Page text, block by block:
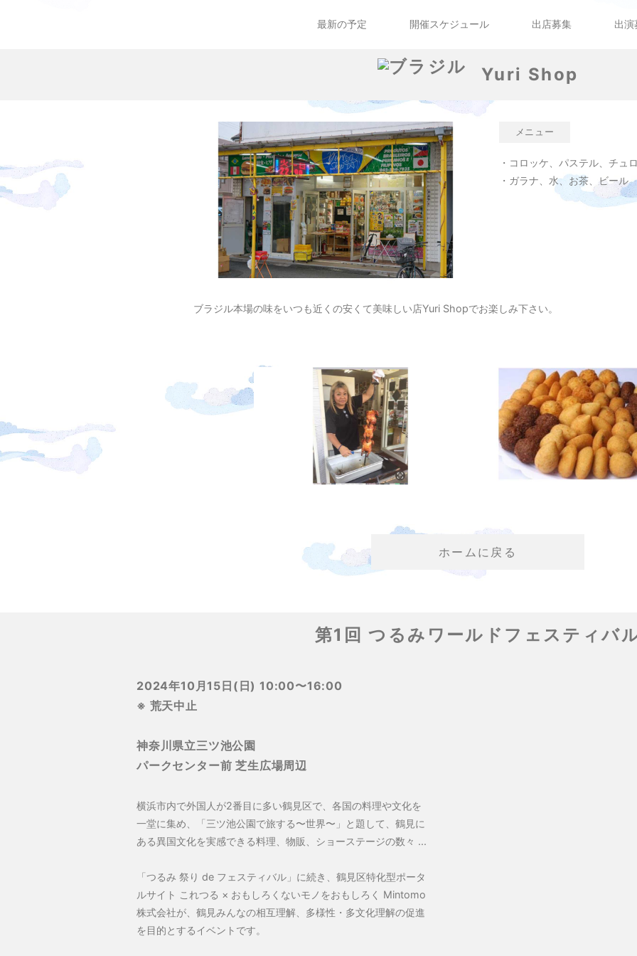
最新の予定 開催スケジュール 出店募集 出演
Yuri Shop
メニュー
・コロッケ、パステル、チュ
・ガラナ、水、お茶、ビール
ブラジル本場の味をいつも近くの安くて美味しい店Yuri Shopでお楽しみ下さい。
ホームに戻る
第1回 つるみワールドフェスティバ
2024年10月15日(日) 10:00〜16:00
※ 荒天中止
神奈川県立三ツ池公園
パークセンター前 芝生広場周辺
横浜市内で外国人が2番目に多い鶴見区で、各国の料理や文化を
一堂に集め、「三ツ池公園で旅する〜世界〜」と題して、鶴見に
ある異国文化を実感できる料理、物販、ショーステージの数々 ...
「つるみ 祭り de フェスティバル」に続き、鶴見区特化型ポータ
ルサイト これつる × おもしろくないモノをおもしろく Mintomo
株式会社が、鶴見みんなの相互理解、多様性・多文化理解の促進
を目的とするイベントです。